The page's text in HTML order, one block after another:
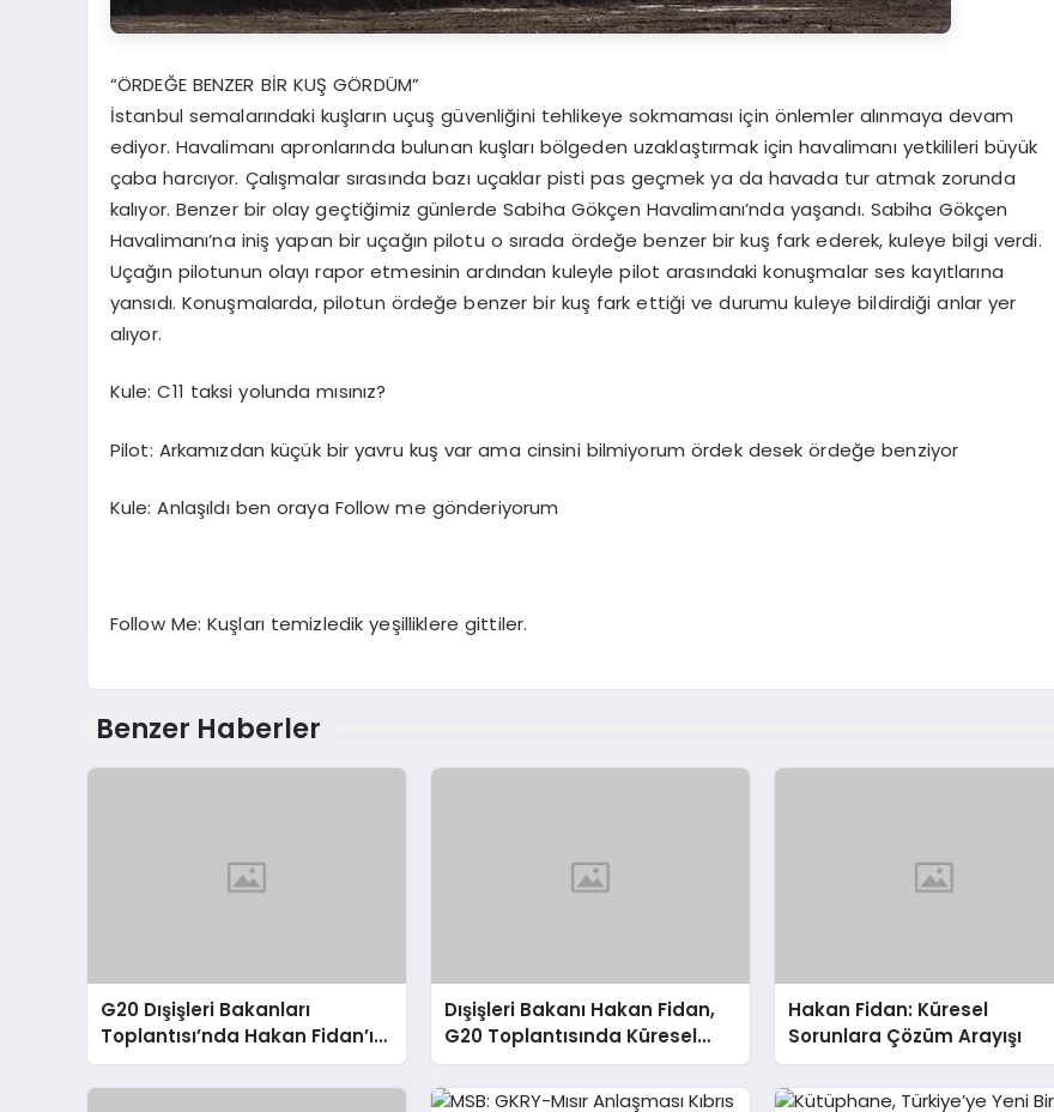
“ÖRDEĞE BENZER BİR KUŞ GÖRDÜM”
İstanbul semalarındaki kuşların uçuş güvenliğini tehlikeye sokmaması için önlemler alınmaya devam
ediyor. Havalimanı apronlarında bulunan kuşları bölgeden uzaklaştırmak için havalimanı yetkilileri büyük
çaba harcıyor. Çalışmalar sırasında bazı uçaklar pisti pas geçmek ya da havada tur atmak zorunda
kalıyor. Benzer bir olay geçtiğimiz günlerde Sabiha Gökçen Havalimanı’nda yaşandı. Sabiha Gökçen
Havalimanı’na iniş yapan bir uçağın pilotu o sırada ördeğe benzer bir kuş fark ederek, kuleye bilgi verdi.
Uçağın pilotunun olayı rapor etmesinin ardından kuleyle pilot arasındaki konuşmalar ses kayıtlarına
yansıdı. Konuşmalarda, pilotun ördeğe benzer bir kuş fark ettiği ve durumu kuleye bildirdiği anlar yer
alıyor.
Kule: C11 taksi yolunda mısınız?
Pilot: Arkamızdan küçük bir yavru kuş var ama cinsini bilmiyorum ördek desek ördeğe benziyor
Kule: Anlaşıldı ben oraya Follow me gönderiyorum
Follow Me: Kuşları temizledik yeşilliklere gittiler.
Benzer Haberler
G20 Dışişleri Bakanları
Toplantısı’nda Hakan Fidan’ın
Konuşması
Dışişleri Bakanı Hakan Fidan,
G20 Toplantısında Küresel
Sorunlara Işık Tutuyor
Hakan Fidan: Küresel
Sorunlara Çözüm Arayışı